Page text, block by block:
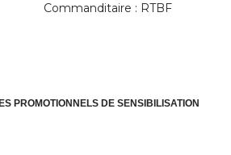
Commanditaire : RTBF
PROMOTIONNELS DE SENSIBILISATION